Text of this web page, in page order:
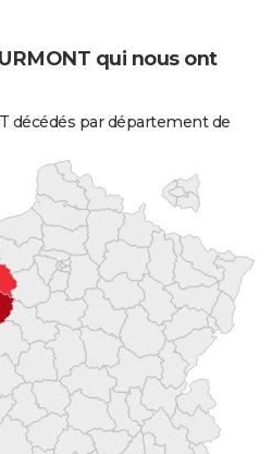
qui nous ont
décédés par département de